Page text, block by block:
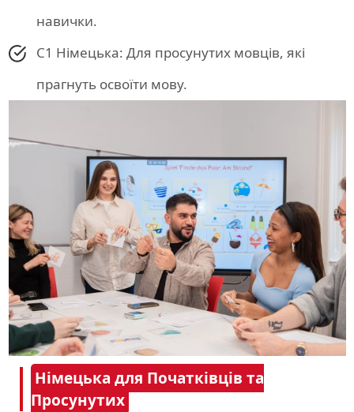
навички.
C1 Німецька: Для просунутих мовців, які
прагнуть освоїти мову.
Німецька для Початківців та
Просунутих